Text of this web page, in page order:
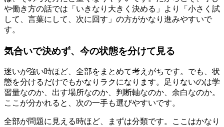
や働き方の話では「いきなり大きく決める」より「小さく試
して、言葉にして、次に回す」の方がかなり進みやすいで
す。
気合いで決めず、今の状態を分けて見る
迷いが強い時ほど、全部をまとめて考えがちです。でも、状
態を分けるだけでもかなりラクになります。足りないのは学
習量なのか、出す場所なのか、判断軸なのか、余白なのか。
ここが分かれると、次の一手も選びやすいです。
全部が問題に見える時ほど、まずは分類です。ここはかなり